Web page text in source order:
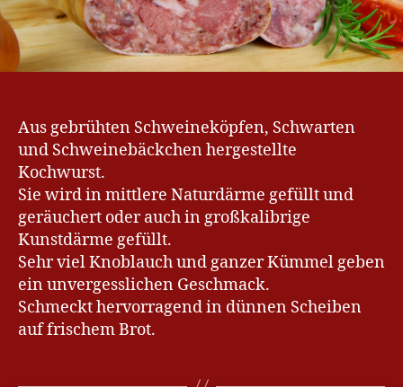
Aus gebrühten Schweineköpfen, Schwarten
und Schweinebäckchen hergestellte
Kochwurst.
Sie wird in mittlere Naturdärme gefüllt und
geräuchert oder auch in großkalibrige
Kunstdärme gefüllt.
Sehr viel Knoblauch und ganzer Kümmel geben
ein unvergesslichen Geschmack.
Schmeckt hervorragend in dünnen Scheiben
auf frischem Brot.